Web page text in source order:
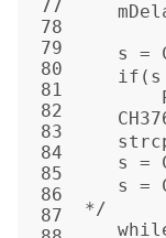
77
78
79
80
81
82
83
84
85
86
87
s =
if(s
s =
s =
*/